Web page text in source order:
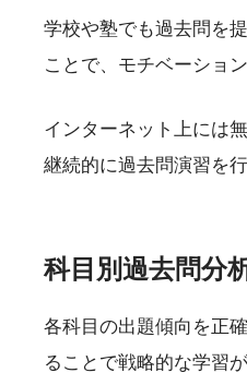
学校や塾でも過去問を
ことで、モチベーショ
インターネット上には
継続的に過去問演習を
科目別過去問分
各科目の出題傾向を正
ることで戦略的な学習